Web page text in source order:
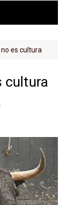
es cultura
cultura